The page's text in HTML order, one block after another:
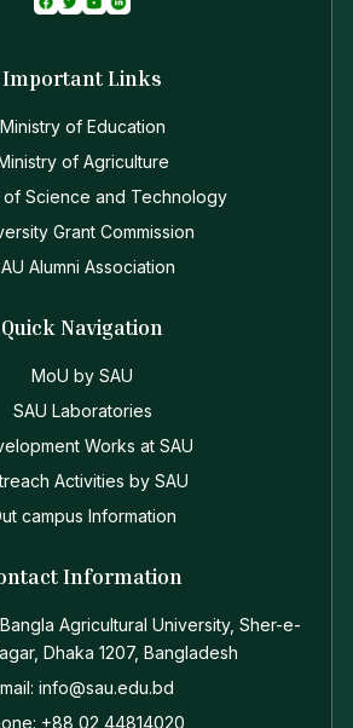
Important Links
Ministry of Education
of Agriculture
of Science and Technology
Grant Commission
Alumni Association
Quick Navigation
MoU by SAU
SAU Laboratories
Works at SAU
Activities by SAU
campus Information
Information
Agricultural University, Sher-e-
Dhaka 1207, Bangladesh
info@sau.edu.bd
+88 02 44814020